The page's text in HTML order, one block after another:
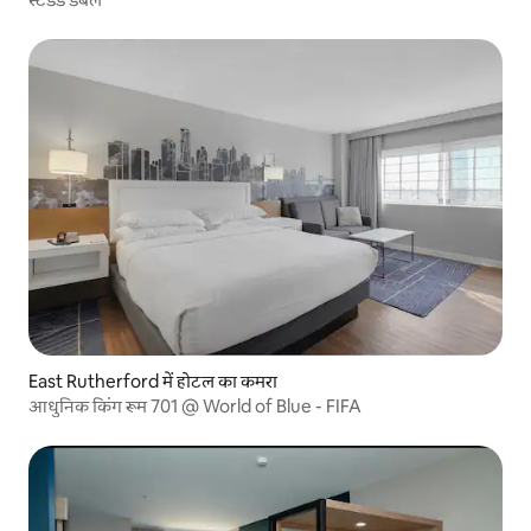
East Rutherford में होटल का कमरा
आधुनिक किंग रूम 701 @ World of Blue - FIFA